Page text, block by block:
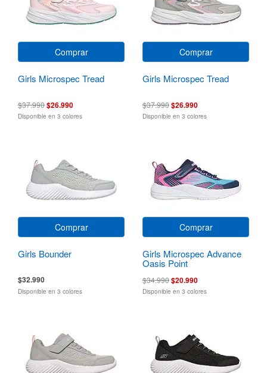
Comprar
Girls Microspec Tread
$37.990$26.990
Disponible en 3 colores
Comprar
Girls Microspec Tread
$37.990$26.990
Disponible en 3 colores
Comprar
Girls Bounder
$32.990
Disponible en 3 colores
Comprar
Girls Microspec Advance
Oasis Point
$34.990$20.990
Disponible en 3 colores